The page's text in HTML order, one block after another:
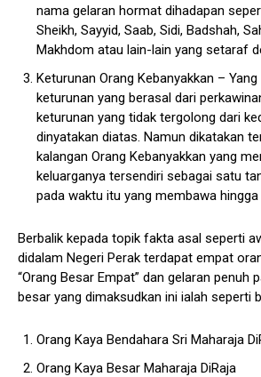
nama gelaran hormat dihadapan
Sheikh, Sayyid, Saab, Sidi, Badshah,
Makhdom atau lain-lain yang setaraf
Keturunan Orang Kebanyakkan –
keturunan yang berasal dari
keturunan yang tidak tergolong dari
dinyatakan diatas. Namun dikatakan
kalangan Orang Kebanyakkan yang
keluarganya tersendiri sebagai satu
pada waktu itu yang membawa hingga
Berbalik kepada topik fakta asal seperti
didalam Negeri Perak terdapat empat
“Orang Besar Empat” dan gelaran penuh
besar yang dimaksudkan ini ialah seperti
Orang Kaya Bendahara Sri Maharaja
Orang Kaya Besar Maharaja DiRaja